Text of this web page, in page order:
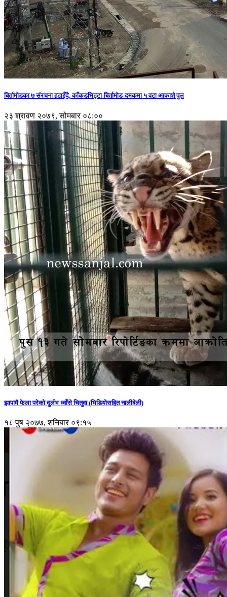
बिर्तामोडका ७ संरचना हटाइँदै, काँकडभिट्टा-बिर्तामोड-दमकमा ५ वटा आकाशे पुल
२३ श्रावण २०७९, सोमबार ०८:००
झापामै फेला परेको दुर्लभ ध्वाँसे चितुवा (भिडियोसहित नालीबेली)
१८ पुष २०७७, शनिबार ०९:१५